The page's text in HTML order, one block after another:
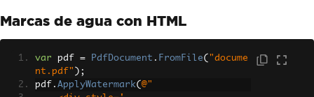
Marcas de agua con HTML
var pdf = PdfDocument . FromFile( "docume
nt.pdf" );
pdf . ApplyWatermark( @"